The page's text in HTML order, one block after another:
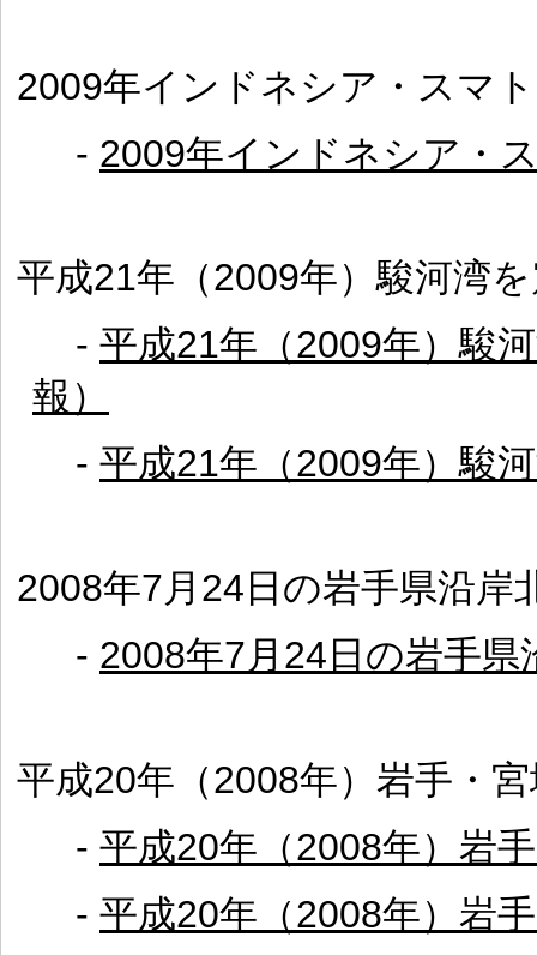
2009年インドネシア・スマ
- 2009年インドネシア・
平成21年（2009年）駿河湾
- 平成21年（2009年）駿
報）
- 平成21年（2009年）駿
2008年7月24日の岩手県沿岸
- 2008年7月24日の岩手
平成20年（2008年）岩手・
- 平成20年（2008年）岩
- 平成20年（2008年）岩